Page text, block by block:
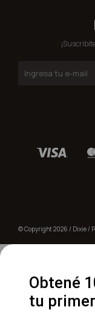
© Copyright 2026 / Dixie /
Obtené
tu